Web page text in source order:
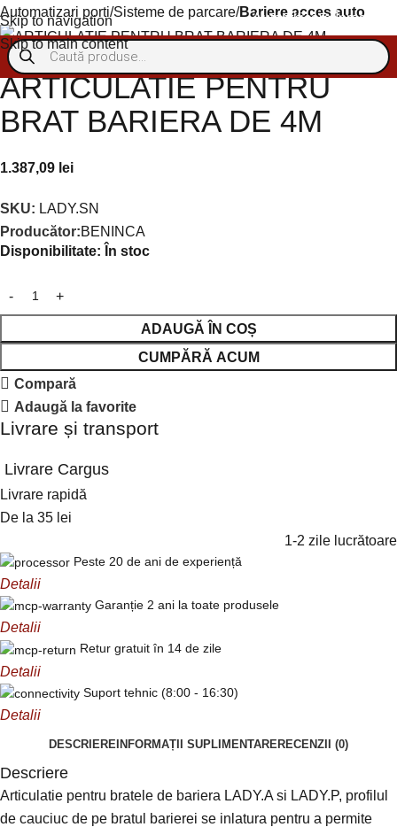
Skip to navigation
Skip to main content
Autentificare/
Automatizari porti Sisteme de parcare Bariere acces auto
Livrare gratuită peste 1000 lei (fără TVA)
ARTICULATIE PENTRU
BRAT BARIERA DE 4M
1.387,09 lei
SKU: LADY.SN
Producător:BENINCA
Disponibilitate: În stoc
ADAUGĂ ÎN COȘ
CUMPĂRĂ ACUM
Compară
Adaugă la favorite
Livrare și transport
Livrare Cargus
Livrare rapidă
De la 35 lei
1-2 zile lucrătoare
Peste 20 de ani de experiență
Detalii
Garanție 2 ani la toate produsele
Detalii
Retur gratuit în 14 de zile
Detalii
Suport tehnic (8:00 - 16:30)
Detalii
DESCRIERE INFORMAȚII SUPLIMENTARERECENZII (0)
Descriere
Articulatie pentru bratele de bariera LADY.A si LADY.P, profilul
de cauciuc de pe bratul barierei se inlatura pentru a permite